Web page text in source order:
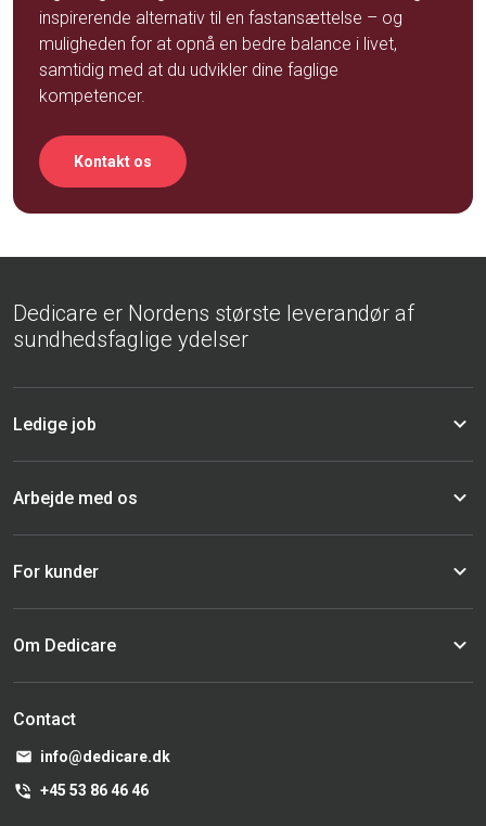
inspirerende alternativ til en fastansættelse – og
muligheden for at opnå en bedre balance i livet,
samtidig med at du udvikler dine faglige
kompetencer.
Kontakt os
Dedicare er Nordens største leverandør af
sundhedsfaglige ydelser
Ledige job
Arbejde med os
For kunder
Om Dedicare
Contact
info@dedicare.dk
+45 53 86 46 46